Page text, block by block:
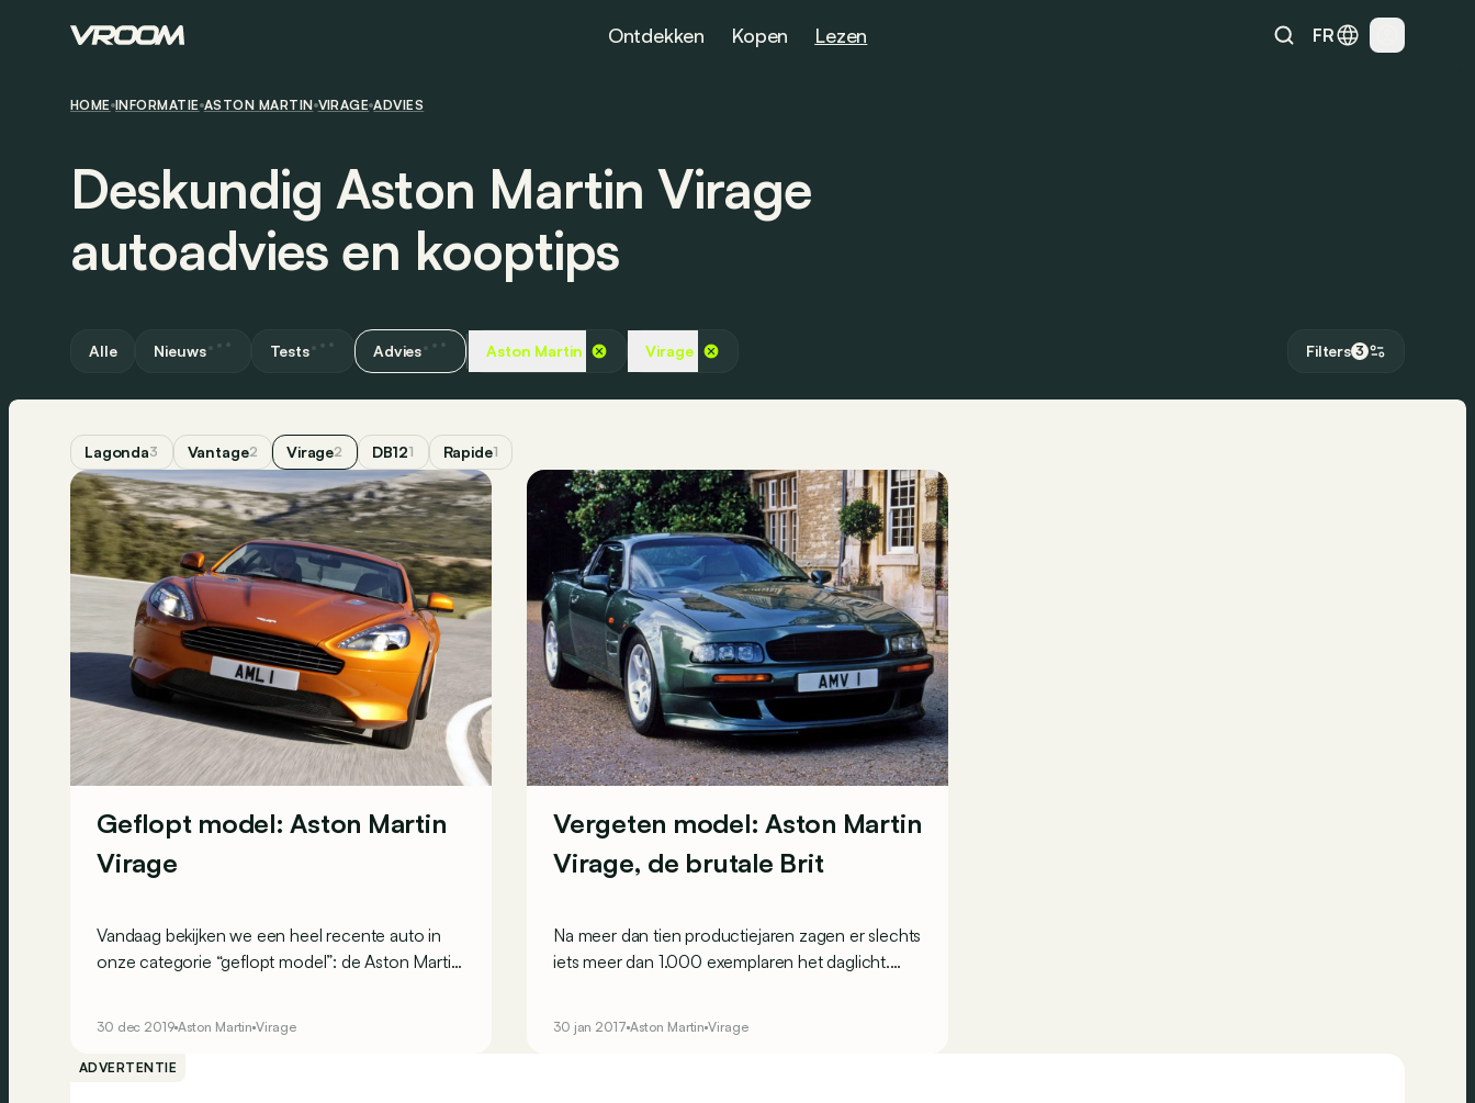
Ontdekken Kopen Lezen FR
HOME INFORMATIE ASTON MARTIN VIRAGE ADVIES
Deskundig Aston Martin Virage
autoadvies en kooptips
Alle Nieuws Tests Advies Aston Martin Virage Filters 3
Lagonda3 Vantage2 Virage2 DB121 Rapide1
Geflopt model: Aston Martin
Virage
Vandaag bekijken we een heel recente auto in
onze categorie “geflopt model”: de Aston Martin
deze rubriek verdiend aangezien hij pas 8 jaar
geleden op de markt kwam.
30 dec 2019 Aston Martin Virage
Vergeten model: Aston Martin
Virage, de brutale Brit
Na meer dan tien productiejaren zagen er slechts
iets meer dan 1.000 exemplaren het daglicht.
zijn kwaliteiten&hellip;
30 jan 2017 Aston Martin Virage
ADVERTENTIE